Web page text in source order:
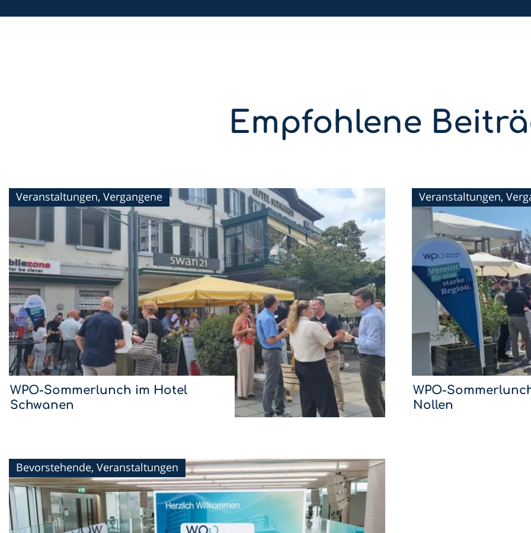
Empfohlene
Veranstaltungen, Vergangene
WPO-Sommerlunch im Hotel
Schwanen
Veranstaltungen,
WPO-
Nollen
Bevorstehende, Veranstaltungen